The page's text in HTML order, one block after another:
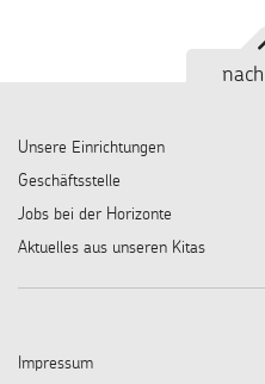
Unsere Einrichtungen
Geschäftsstelle
Jobs bei der Horizonte
Aktuelles aus unseren Kitas
Impressum